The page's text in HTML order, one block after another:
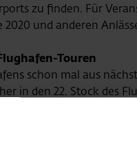
zu finden. Für
2020 und anderen
Touren
schon mal aus
in den 22. Stock des
Flughafen-Betrieb in
auch von innen